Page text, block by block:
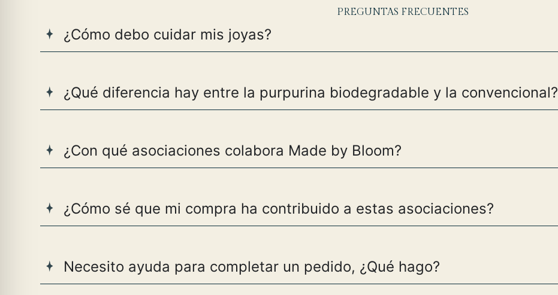
PREGUNTAS FRECUENTES
¿Cómo debo cuidar mis joyas?
¿Qué diferencia hay entre la purpurina biodegradable y la convencional?
¿Con qué asociaciones colabora Made by Bloom?
¿Cómo sé que mi compra ha contribuido a estas asociaciones?
Necesito ayuda para completar un pedido, ¿Qué hago?